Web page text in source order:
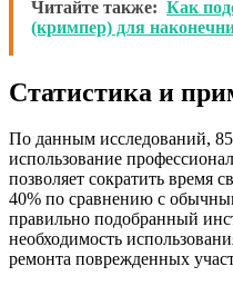
Читайте также: Как
(кримпер) для
Статистика и
По данным исследований,
использование
позволяет сократить время
40% по сравнению с
правильно подобранный
необходимость
ремонта поврежденных